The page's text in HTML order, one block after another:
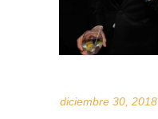
diciembre 30, 2018